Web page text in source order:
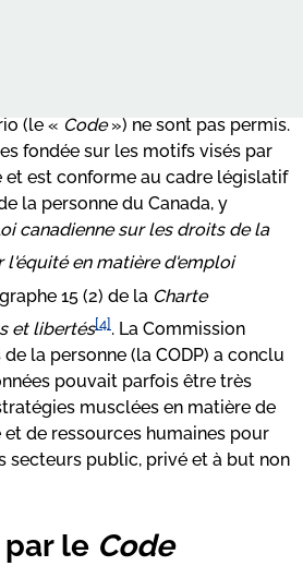
ligne
(le « Code») ne sont pas permis.
fondée sur les motifs visés par
est conforme au cadre législatif
la personne du Canada, y
canadienne sur les droits de la
l'équité en matière d'emploi
15 (2) de la Charte
et libertés[4]. La Commission
la personne (la CODP) a conclu
pouvait parfois être très
musclées en matière de
de ressources humaines pour
secteurs public, privé et à but non
par le Code
Hospital
Patricia District School Board
Financier Banque TD
de Guelph
Counts